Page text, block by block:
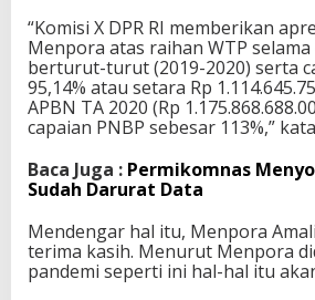
d
e
T
o
k
y
2
0
“Komisi X DPR RI memberikan
Menpora atas raihan WTP
berturut-turut (2019-2020) serta
95,14% atau setara Rp
APBN TA 2020 (Rp
capaian PNBP sebesar 113%,”
Baca Juga : Permikomnas
Sudah Darurat Data
Mendengar hal itu, Menpora
terima kasih. Menurut Menpora
pandemi seperti ini hal-hal itu